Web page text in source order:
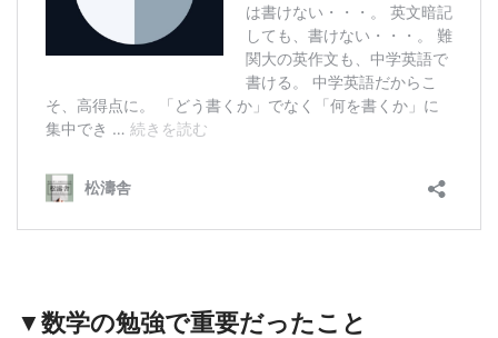
▼数学の勉強で重要だったこと